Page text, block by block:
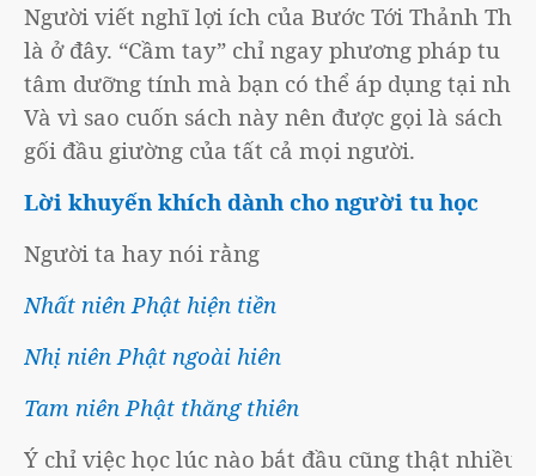
Người viết nghĩ lợi ích của Bước Tới Thảnh Thơi
là ở đây. “Cầm tay” chỉ ngay phương pháp tu
tâm dưỡng tính mà bạn có thể áp dụng tại nhà.
Và vì sao cuốn sách này nên được gọi là sách
gối đầu giường của tất cả mọi người.
Lời khuyến khích dành cho người tu học
Người ta hay nói rằng
Nhất niên Phật hiện tiền
Nhị niên Phật ngoài hiên
Tam niên Phật thăng thiên
Ý chỉ việc học lúc nào bắt đầu cũng thật nhiều